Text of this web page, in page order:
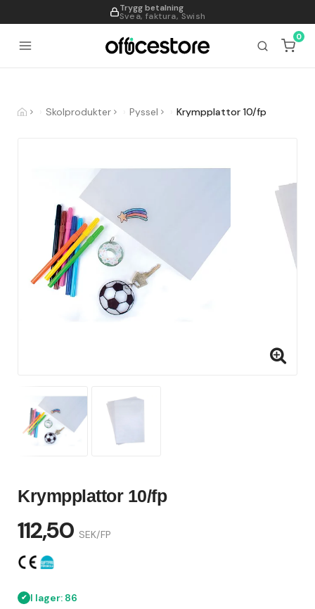
Trygg betalning
Svea, faktura, Swish
995
0
Skolprodukter Pyssel Krympplattor 10/fp
Krympplattor 10/fp
112,50 SEK/FP
I lager: 86